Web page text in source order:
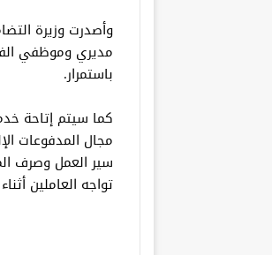
وأصدرت وزيرة
مديري وموظفي
باستمرار.
كما سيتم إتاحة
مجال المدفوعات
سير العمل وصرف
تواجه العاملين